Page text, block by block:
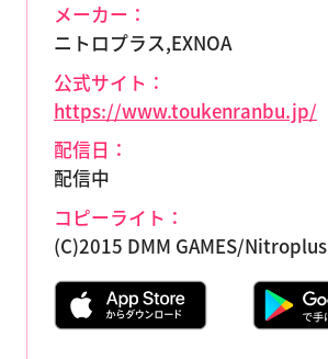
メーカー：
ニトロプラス,EXNOA
公式サイト：
https://www.toukenranbu.jp/
配信日：
配信中
コピーライト：
(C)2015 DMM GAMES/Nitroplus